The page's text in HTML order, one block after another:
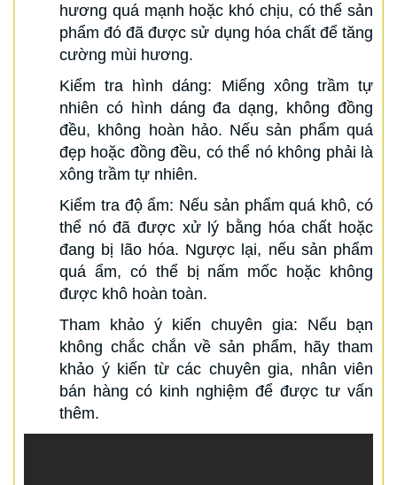
hương quá mạnh hoặc khó chịu, có thể sản
phẩm đó đã được sử dụng hóa chất để tăng
cường mùi hương.
Kiểm tra hình dáng: Miếng xông trầm tự
nhiên có hình dáng đa dạng, không đồng
đều, không hoàn hảo. Nếu sản phẩm quá
đẹp hoặc đồng đều, có thể nó không phải là
xông trầm tự nhiên.
Kiểm tra độ ẩm: Nếu sản phẩm quá khô, có
thể nó đã được xử lý bằng hóa chất hoặc
đang bị lão hóa. Ngược lại, nếu sản phẩm
quá ẩm, có thể bị nấm mốc hoặc không
được khô hoàn toàn.
Tham khảo ý kiến chuyên gia: Nếu bạn
không chắc chắn về sản phẩm, hãy tham
khảo ý kiến từ các chuyên gia, nhân viên
bán hàng có kinh nghiệm để được tư vấn
thêm.